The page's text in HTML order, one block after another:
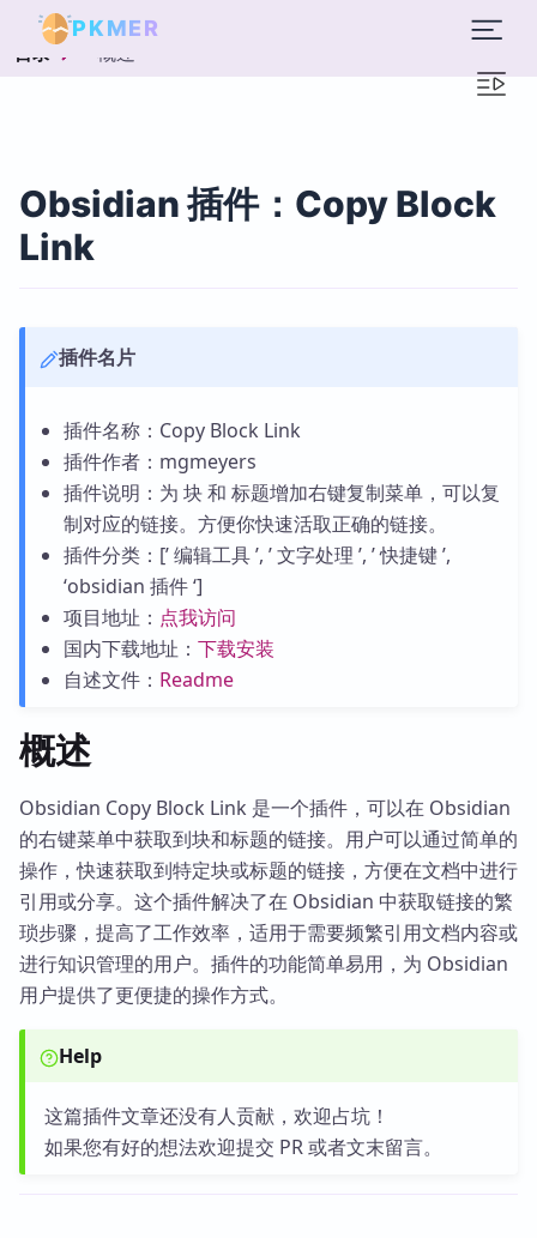
PKMER
目录 概述
Obsidian 插件：Copy Block
Link
插件名片
插件名称：Copy Block Link
插件作者：mgmeyers
插件说明：为 块 和 标题增加右键复制菜单，可以复
制对应的链接。方便你快速活取正确的链接。
插件分类：[’ 编辑工具 ’, ’ 文字处理 ’, ’ 快捷键 ’,
‘obsidian 插件 ‘]
项目地址： 点我访问
国内下载地址： 下载安装
自述文件： Readme
概述
Obsidian Copy Block Link 是一个插件，可以在 Obsidian
的右键菜单中获取到块和标题的链接。用户可以通过简单的
操作，快速获取到特定块或标题的链接，方便在文档中进行
引用或分享。这个插件解决了在 Obsidian 中获取链接的繁
琐步骤，提高了工作效率，适用于需要频繁引用文档内容或
进行知识管理的用户。插件的功能简单易用，为 Obsidian
用户提供了更便捷的操作方式。
Help
这篇插件文章还没有人贡献，欢迎占坑！
如果您有好的想法欢迎提交 PR 或者文末留言。